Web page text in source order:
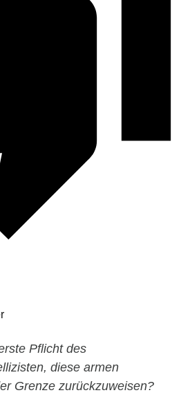
Pflicht des
diese armen
Grenze zurückzuweisen?